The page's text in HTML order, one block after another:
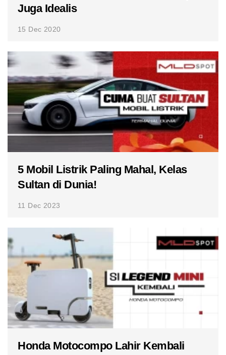
Juga Idealis
15 Dec 2020
5 Mobil Listrik Paling Mahal, Kelas
Sultan di Dunia!
11 Dec 2023
Honda Motocompo Lahir Kembali